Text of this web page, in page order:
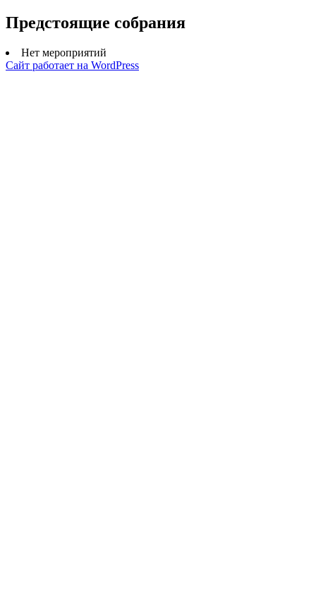
Предстоящие собрания
Нет мероприятий
Сайт работает на WordPress